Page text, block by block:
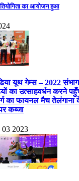
का आयोजन हुआ
यूथ गेम्स – 2022
का उत्साहवर्धन करने
का फायनल मैच
कब्जा
2023